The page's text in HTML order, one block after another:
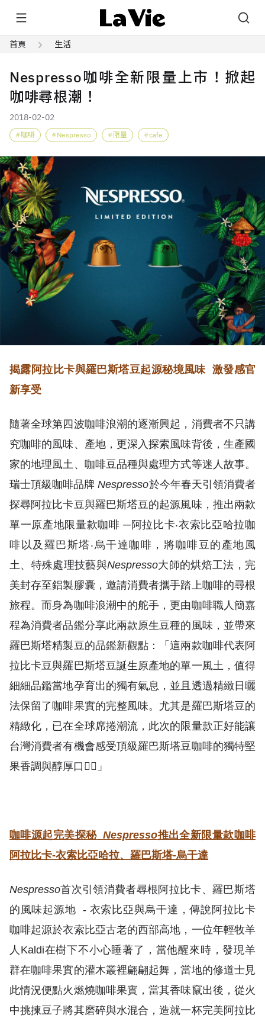
首頁 生活
Nespresso咖啡全新限量上市！掀起
咖啡尋根潮！
2018-02-02
咖啡 Nespresso 限量 cafe
揭露阿拉比卡與羅巴斯塔豆起源秘境風味 激發感官
新享受
隨著全球第四波咖啡浪潮的逐漸興起，消費者不只講
究咖啡的風味、產地，更深入探索風味背後，生產國
家的地理風土、咖啡豆品種與處理方式等迷人故事。
瑞士頂級咖啡品牌Nespresso於今年春天引領消費者
探尋阿拉比卡豆與羅巴斯塔豆的起源風味，推出兩款
單一原產地限量款咖啡 ─阿拉比卡‧衣索比亞哈拉咖
啡以及羅巴斯塔‧烏干達咖啡，將咖啡豆的產地風
土、特殊處理技藝與Nespresso大師的烘焙工法，完
美封存至鋁製膠囊，邀請消費者攜手踏上咖啡的尋根
旅程。而身為咖啡浪潮中的舵手，更由咖啡職人簡嘉
程為消費者品鑑分享此兩款原生豆種的風味，並帶來
羅巴斯塔精製豆的品鑑新觀點：「這兩款咖啡代表阿
拉比卡豆與羅巴斯塔豆誕生原產地的單一風土，值得
細細品鑑當地孕育出的獨有氣息，並且透過精緻日曬
法保留了咖啡果實的完整風味。尤其是羅巴斯塔豆的
精緻化，已在全球席捲潮流，此次的限量款正好能讓
台灣消費者有機會感受頂級羅巴斯塔豆咖啡的獨特堅
果香調與醇厚口感〬」
咖啡源起完美探秘 Nespresso推出全新限量款咖啡
阿拉比卡-衣索比亞哈拉、羅巴斯塔-烏干達
Nespresso首次引領消費者尋根阿拉比卡、羅巴斯塔
的風味起源地 - 衣索比亞與烏干達，傳說阿拉比卡
咖啡起源於衣索比亞古老的西部高地，一位年輕牧羊
人Kaldi在樹下不小心睡著了，當他醒來時，發現羊
群在咖啡果實的灌木叢裡翩翩起舞，當地的修道士見
此情況便點火燃燒咖啡果實，當其香味竄出後，從火
中挑揀豆子將其磨碎與水混合，造就一杯完美阿拉比